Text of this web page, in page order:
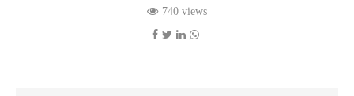
740 views